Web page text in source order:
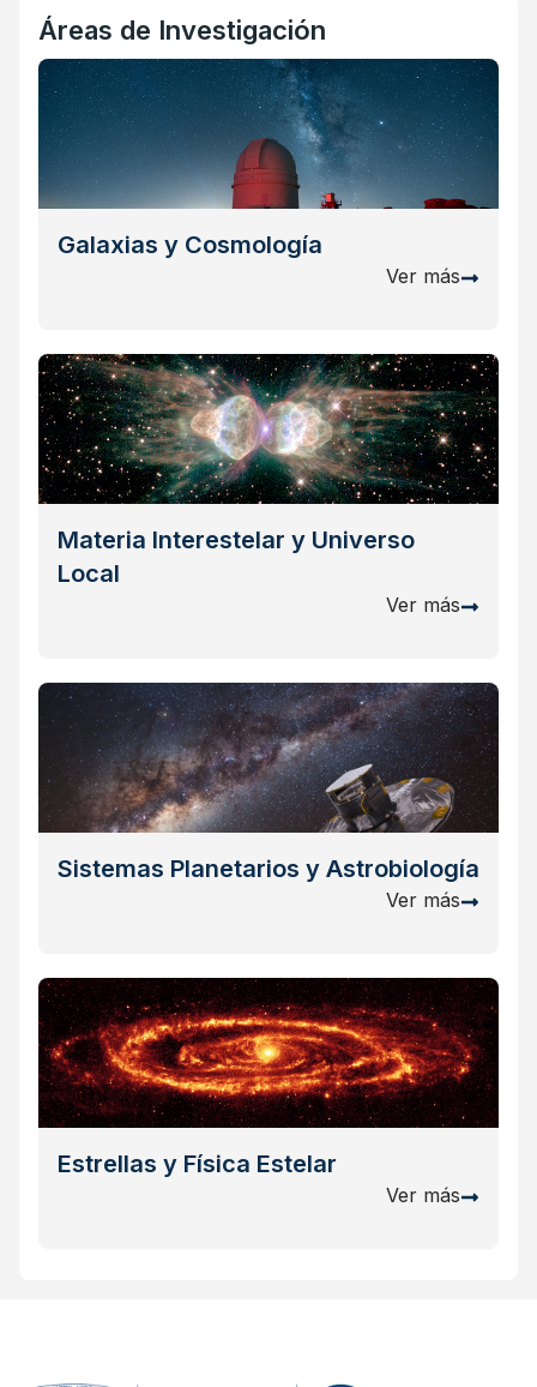
Áreas de Investigación
Galaxias y Cosmología
Ver más
Materia Interestelar y Universo
Local
Ver más
Sistemas Planetarios y Astrobiología
Ver más
Estrellas y Física Estelar
Ver más